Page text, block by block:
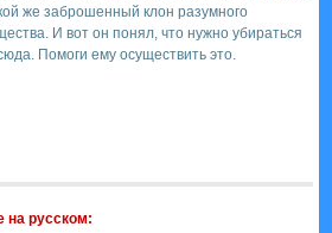
же заброшенный клон разумного
И вот он понял, что нужно убираться
Помоги ему осуществить это.
на русском: